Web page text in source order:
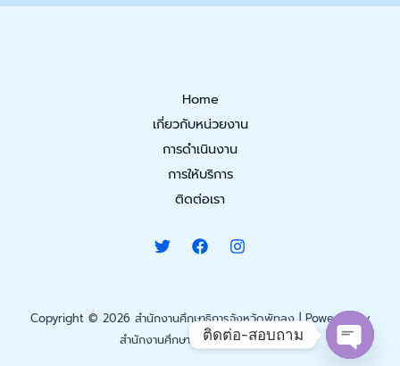
Home
เกี่ยวกับหน่วยงาน
การดำเนินงาน
การให้บริการ
ติดต่อเรา
Copyright © 2026 สำนักงานศึกษาธิการจังหวัดพัทลุง | Powered by
สำนักงานศึกษาธิการจังหวัดพัทลุง.
ติดต่อ-สอบถาม
Open